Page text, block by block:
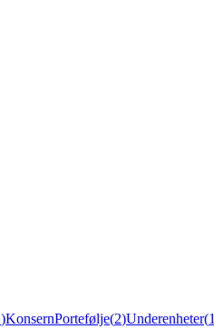
)KonsernPortefølje(2)Underenheter(1